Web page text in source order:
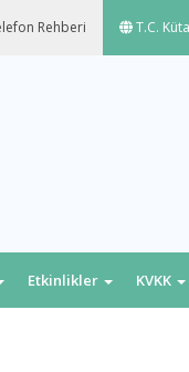
Rehberi T.C.
Etkinlikler KVKK